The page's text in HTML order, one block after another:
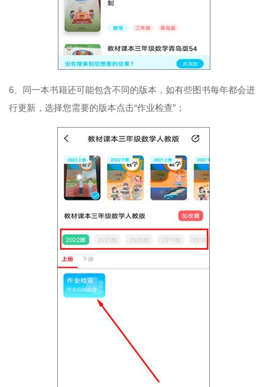
6、同一本书籍还可能包含不同的版本，如有些图书每年都会进
行更新，选择您需要的版本点击“作业检查”；